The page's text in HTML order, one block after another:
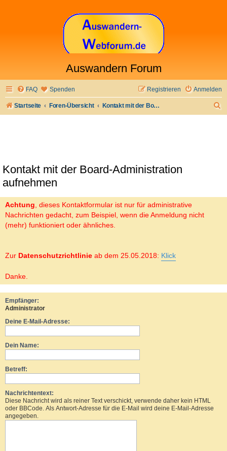
Auswandern Forum
FAQ Spenden Anmelden
Registrieren
Startseite Foren-Übersicht Kontakt mit der Board-Administration aufnehmen
Kontakt mit der Board-Administration
aufnehmen
Achtung , dieses Kontaktformular ist nur für administrative
Nachrichten gedacht, zum Beispiel, wenn die Anmeldung nicht
(mehr) funktioniert oder ähnliches.
Zur Datenschutzrichtlinie ab dem 25.05.2018: Klick
Danke.
Empfänger:
Administrator
Deine E-Mail-Adresse:
Dein Name:
Betreff:
Nachrichtentext:
Diese Nachricht wird als reiner Text verschickt, verwende daher kein HTML
oder BBCode. Als Antwort-Adresse für die E-Mail wird deine E-Mail-Adresse
angegeben.